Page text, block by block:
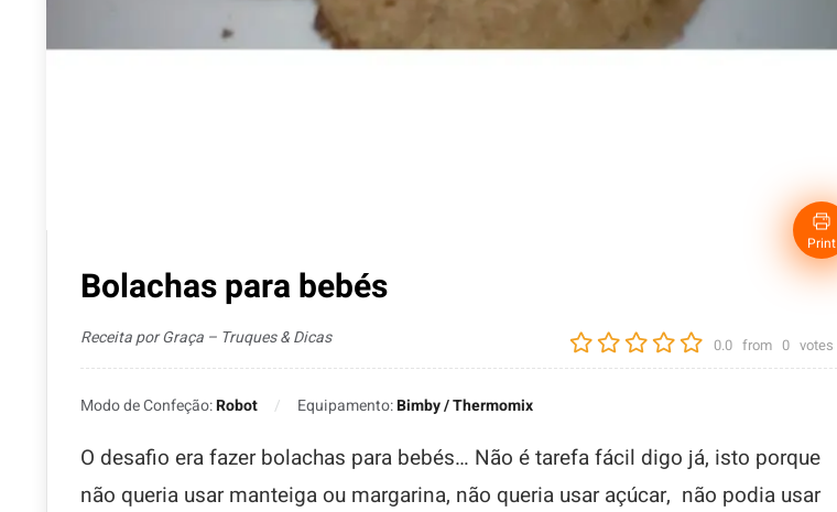
Print
Bolachas para bebés
0.0 from 0 votes
Receita por Graça – Truques & Dicas
Modo de Confeção:Robot Equipamento:Bimby / Thermomix
O desafio era fazer bolachas para bebés… Não é tarefa fácil digo já, isto porque
não queria usar manteiga ou margarina, não queria usar açúcar, não podia usar